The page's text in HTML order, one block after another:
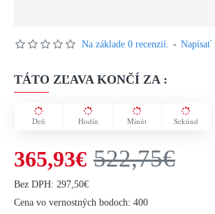
Na základe 0 recenzií. - Napísať
TÁTO ZĽAVA KONČÍ ZA :
Deň Hodín Minút Sekúnd
365,93€ 522,75€
Bez DPH: 297,50€
Cena vo vernostných bodoch: 400